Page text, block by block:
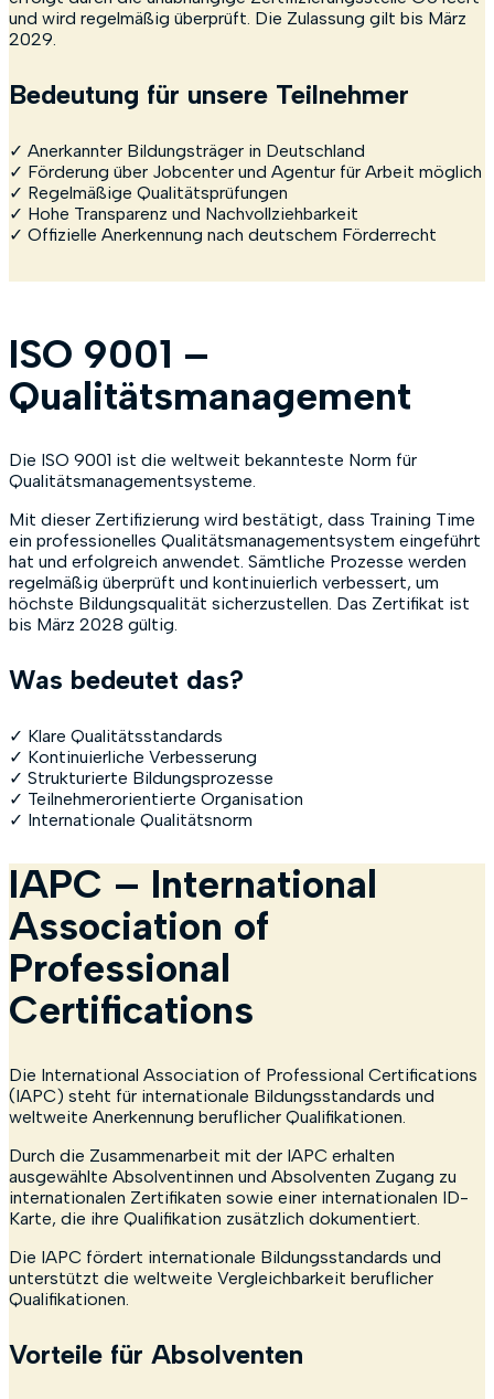
und wird regelmäßig überprüft. Die Zulassung gilt bis März
2029.
Bedeutung für unsere Teilnehmer
✓ Anerkannter Bildungsträger in Deutschland
✓ Förderung über Jobcenter und Agentur für Arbeit möglich
✓ Regelmäßige Qualitätsprüfungen
✓ Hohe Transparenz und Nachvollziehbarkeit
✓ Offizielle Anerkennung nach deutschem Förderrecht
ISO 9001 –
Qualitätsmanagement
Die ISO 9001 ist die weltweit bekannteste Norm für
Qualitätsmanagementsysteme.
Mit dieser Zertifizierung wird bestätigt, dass Training Time
ein professionelles Qualitätsmanagementsystem eingeführt
hat und erfolgreich anwendet. Sämtliche Prozesse werden
regelmäßig überprüft und kontinuierlich verbessert, um
höchste Bildungsqualität sicherzustellen. Das Zertifikat ist
bis März 2028 gültig.
Was bedeutet das?
✓ Klare Qualitätsstandards
✓ Kontinuierliche Verbesserung
✓ Strukturierte Bildungsprozesse
✓ Teilnehmerorientierte Organisation
✓ Internationale Qualitätsnorm
IAPC – International
Association of
Professional
Certifications
Die International Association of Professional Certifications
(IAPC) steht für internationale Bildungsstandards und
weltweite Anerkennung beruflicher Qualifikationen.
Durch die Zusammenarbeit mit der IAPC erhalten
ausgewählte Absolventinnen und Absolventen Zugang zu
internationalen Zertifikaten sowie einer internationalen ID-
Karte, die ihre Qualifikation zusätzlich dokumentiert.
Die IAPC fördert internationale Bildungsstandards und
unterstützt die weltweite Vergleichbarkeit beruflicher
Qualifikationen.
Vorteile für Absolventen